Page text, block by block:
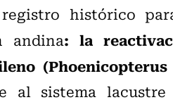
histórico
andina: la
al sistema